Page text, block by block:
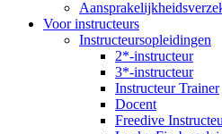
Voor instructeurs
Instructeursopleidingen
2*-instructeur
3*-instructeur
Instructeur Trainer
Docent
Freedive